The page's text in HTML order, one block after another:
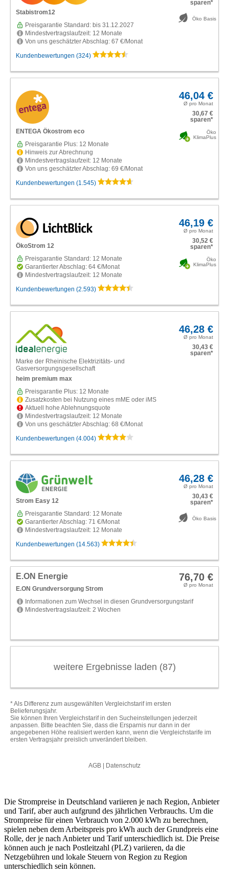
Die Strompreise in Deutschland variieren je nach Region, Anbieter
und Tarif, aber auch aufgrund des jährlichen Verbrauchs. Um die
Strompreise für einen Verbrauch von 2.000 kWh zu berechnen,
spielen neben dem Arbeitspreis pro kWh auch der Grundpreis eine
Rolle, der je nach Anbieter und Tarif unterschiedlich ist. Die Preise
können auch je nach Postleitzahl (PLZ) variieren, da die
Netzgebühren und lokale Steuern von Region zu Region
unterschiedlich sein können.